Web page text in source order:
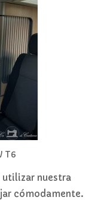
T6
utilizar nuestra
cómodamente.